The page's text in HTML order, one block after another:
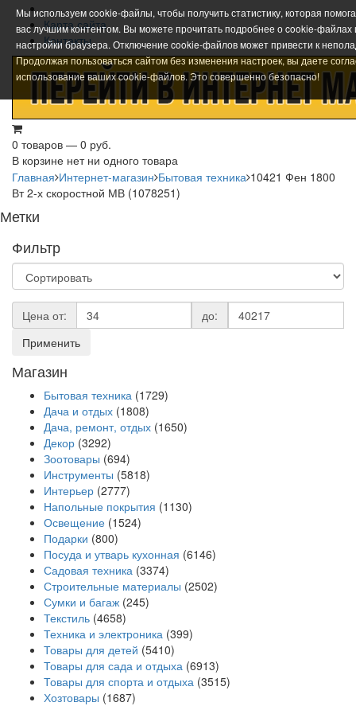
Карта сайта
Контакты
0 товаров — 0 руб.
В корзине нет ни одного товара
Главная Интернет-магазин Бытовая техника 10421 Фен 1800
Вт 2-х скоростной МВ (1078251)
Метки
Фильтр
Цена от:
до:
Применить
Магазин
Бытовая техника (1729)
Дача и отдых (1808)
Дача, ремонт, отдых (1650)
Декор (3292)
Зоотовары (694)
Инструменты (5818)
Интерьер (2777)
Напольные покрытия (1130)
Освещение (1524)
Подарки (800)
Посуда и утварь кухонная (6146)
Садовая техника (3374)
Строительные материалы (2502)
Сумки и багаж (245)
Текстиль (4658)
Техника и электроника (399)
Товары для детей (5410)
Товары для сада и отдыха (6913)
Товары для спорта и отдыха (3515)
Хозтовары (1687)
Мы используем cookie-файлы, чтобы получить статистику, которая
вас лучшим контентом. Вы можете прочитать подробнее о cookie-файлах
настройки браузера. Отключение cookie-файлов может привести к
Продолжая пользоваться сайтом без изменения настроек, вы даете
использование ваших cookie-файлов. Это совершенно безопасно!